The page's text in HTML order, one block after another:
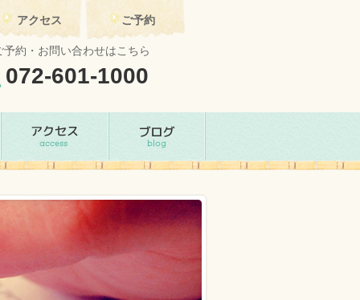
アクセス ご予約
予約・お問い合わせはこちら
072-601-1000